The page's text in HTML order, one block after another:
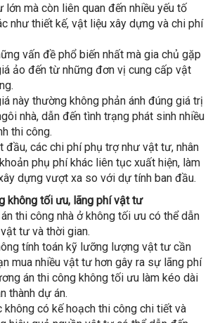
lớn mà còn liên quan đến nhiều yếu tố
như thiết kế, vật liệu xây dựng và chi phí
vấn đề phổ biến nhất mà gia chủ gặp
ảo đến từ những đơn vị cung cấp vật
này thường không phản ánh đúng giá trị
nhà, dẫn đến tình trạng phát sinh nhiều
thi công.
đầu, các chi phí phụ trợ như vật tư, nhân
phụ phí khác liên tục xuất hiện, làm
dựng vượt xa so với dự tính ban đầu.
không tối ưu, lãng phí vật tư
thi công nhà ở không tối ưu có thể dẫn
tư và thời gian.
tính toán kỹ lưỡng lượng vật tư cần
mua nhiều vật tư hơn gây ra sự lãng phí
án thi công không tối ưu làm kéo dài
thành dự án.
không có kế hoạch thi công chi tiết và